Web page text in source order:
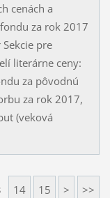
cenách a
za rok 2017
pre
literárne ceny:
za pôvodnú
za rok 2017,
(veková
14 15 > >>